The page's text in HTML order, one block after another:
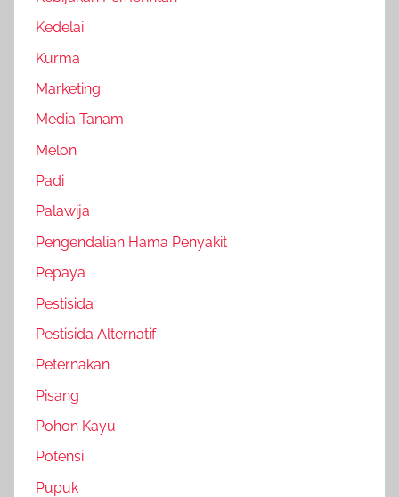
Kedelai
Kurma
Marketing
Media Tanam
Melon
Padi
Palawija
Pengendalian Hama Penyakit
Pepaya
Pestisida
Pestisida Alternatif
Peternakan
Pisang
Pohon Kayu
Potensi
Pupuk